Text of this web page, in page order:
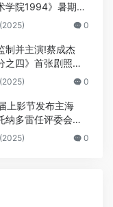
学院1994》暑期上
0
制并主演!蔡成杰
之四》首张剧照曝
0
上影节发布主海
纳多雷任评委会主
0